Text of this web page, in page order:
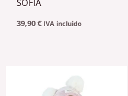
SOFIA
39,90€ IVA incluido